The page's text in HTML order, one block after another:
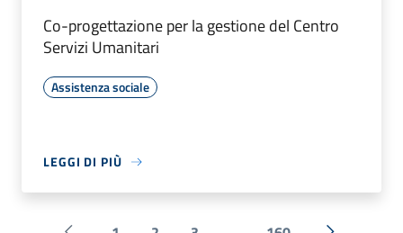
Co-progettazione per la gestione del Centro
Servizi Umanitari
Assistenza sociale
LEGGI DI PIÙ